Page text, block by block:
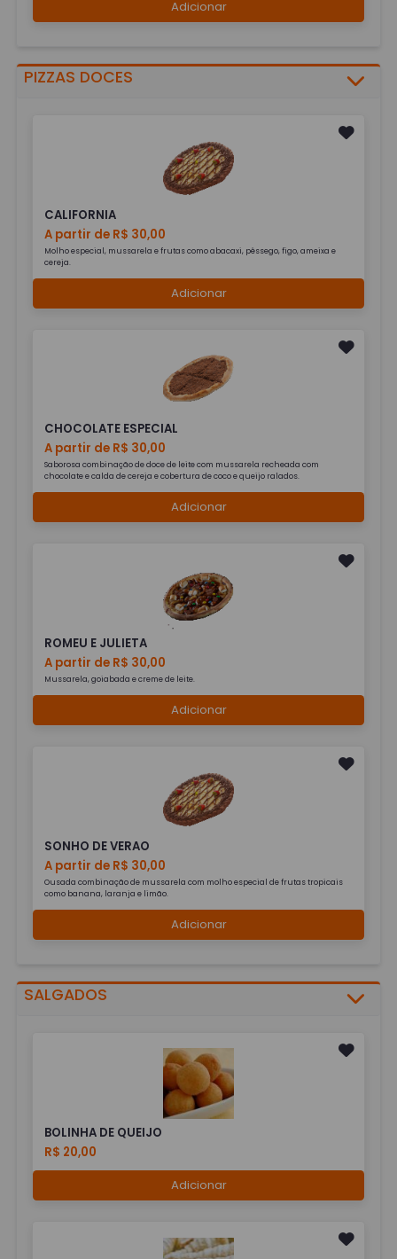
Adicionar
PIZZAS DOCES
CALIFORNIA
A partir de R$ 30,00
Molho especial, mussarela e frutas como abacaxi, pêssego, figo, ameixa e
cereja.
Adicionar
CHOCOLATE ESPECIAL
A partir de R$ 30,00
Saborosa combinação de doce de leite com mussarela recheada com
chocolate e calda de cereja e cobertura de coco e queijo ralados.
Adicionar
ROMEU E JULIETA
A partir de R$ 30,00
Mussarela, goiabada e creme de leite.
Adicionar
SONHO DE VERAO
A partir de R$ 30,00
Ousada combinação de mussarela com molho especial de frutas tropicais
como banana, laranja e limão.
Adicionar
SALGADOS
BOLINHA DE QUEIJO
R$ 20,00
Adicionar